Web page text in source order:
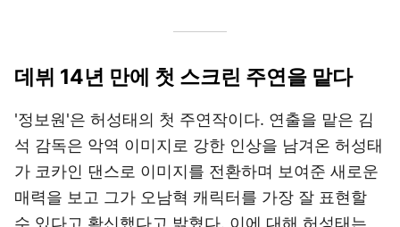
데뷔 14년 만에 첫 스크린 주연을 맡다
'정보원'은 허성태의 첫 주연작이다. 연출을 맡은 김
석 감독은 악역 이미지로 강한 인상을 남겨온 허성태
가 코카인 댄스로 이미지를 전환하며 보여준 새로운
매력을 보고 그가 오남혁 캐릭터를 가장 잘 표현할
수 있다고 확신했다고 밝혔다. 이에 대해 허성태는